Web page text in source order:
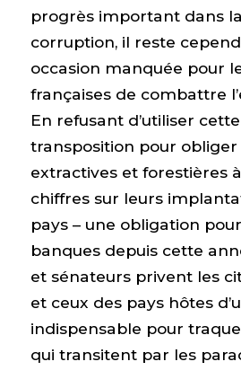
progrès important dans
corruption, il reste
occasion manquée pour
françaises de combattre
En refusant d’utiliser
transposition pour
extractives et forestières
chiffres sur leurs
pays – une obligation
banques depuis cette
et sénateurs privent les
et ceux des pays hôtes
indispensable pour
qui transitent par les